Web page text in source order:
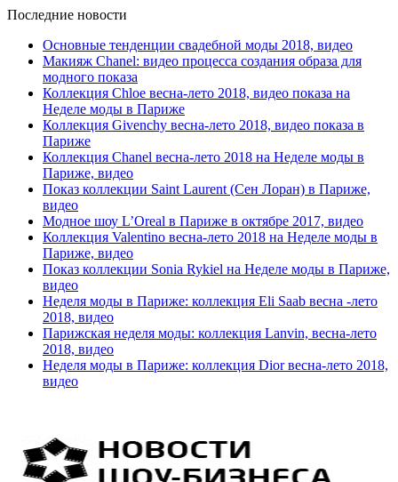
Последние новости
Основные тенденции свадебной моды 2018, видео
Макияж Chanel: видео процесса создания образа для
модного показа
Коллекция Chloe весна-лето 2018, видео показа на
Неделе моды в Париже
Коллекция Givenchy весна-лето 2018, видео показа в
Париже
Коллекция Chanel весна-лето 2018 на Неделе моды в
Париже, видео
Показ коллекции Saint Laurent (Сен Лоран) в Париже,
видео
Модное шоу L’Oreal в Париже в октябре 2017, видео
Коллекция Valentino весна-лето 2018 на Неделе моды в
Париже, видео
Показ коллекции Sonia Rykiel на Неделе моды в Париже,
видео
Неделя моды в Париже: коллекция Eli Saab весна -лето
2018, видео
Парижская неделя моды: коллекция Lanvin, весна-лето
2018, видео
Неделя моды в Париже: коллекция Dior весна-лето 2018,
видео